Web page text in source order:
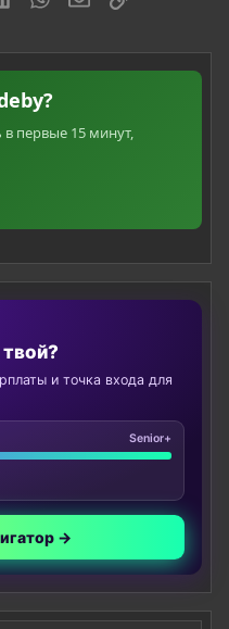
в первые 15 минут,
и точка входа для
Senior+
→